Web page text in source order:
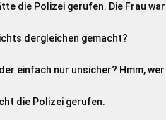
die Polizei gerufen. Die Frau
dergleichen gemacht?
einfach nur unsicher? Hmm,
die Polizei gerufen.